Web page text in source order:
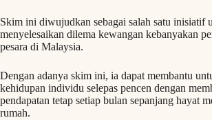
Skim ini diwujudkan sebagai salah satu inisiatif
menyelesaikan dilema kewangan kebanyakan
pesara di Malaysia.
Dengan adanya skim ini, ia dapat membantu
kehidupan individu selepas pencen dengan
pendapatan tetap setiap bulan sepanjang hayat
rumah.